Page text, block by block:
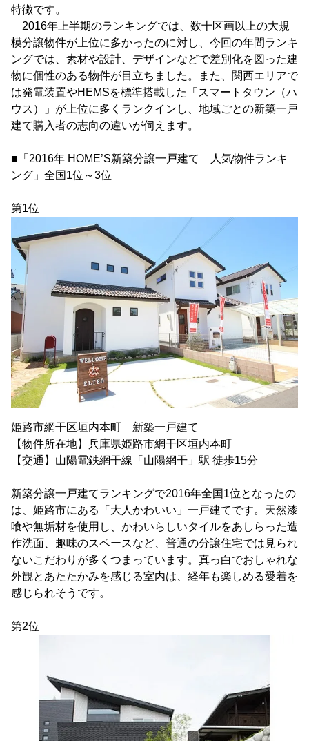
特徴です。
2016年上半期のランキングでは、数十区画以上の大規
模分譲物件が上位に多かったのに対し、今回の年間ランキ
ングでは、素材や設計、デザインなどで差別化を図った建
物に個性のある物件が目立ちました。また、関西エリアで
は発電装置やHEMSを標準搭載した「スマートタウン（ハ
ウス）」が上位に多くランクインし、地域ごとの新築一戸
建て購入者の志向の違いが伺えます。
■「2016年 HOME’S新築分譲一戸建て 人気物件ランキ
ング」全国1位～3位
第1位
姫路市網干区垣内本町 新築一戸建て
【物件所在地】兵庫県姫路市網干区垣内本町
【交通】山陽電鉄網干線「山陽網干」駅 徒歩15分
新築分譲一戸建てランキングで2016年全国1位となったの
は、姫路市にある「大人かわいい」一戸建てです。天然漆
喰や無垢材を使用し、かわいらしいタイルをあしらった造
作洗面、趣味のスペースなど、普通の分譲住宅では見られ
ないこだわりが多くつまっています。真っ白でおしゃれな
外観とあたたかみを感じる室内は、経年も楽しめる愛着を
感じられそうです。
第2位